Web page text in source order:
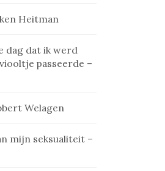
Heitman
dag dat ik werd
passeerde –
Welagen
mijn seksualiteit –